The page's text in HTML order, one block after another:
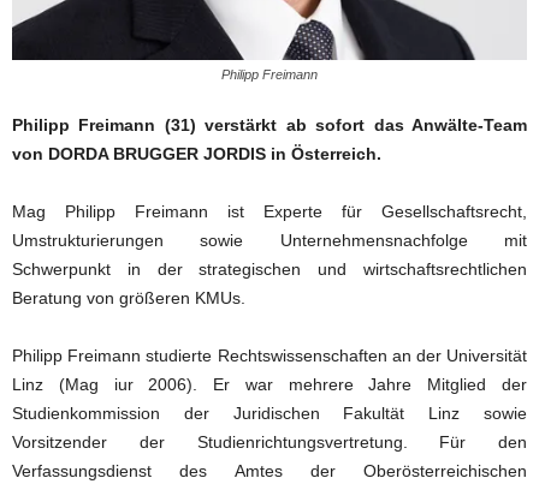
Philipp Freimann
Philipp Freimann (31) verstärkt ab sofort das Anwälte-Team
von DORDA BRUGGER JORDIS in Österreich.
Mag Philipp Freimann ist Experte für Gesellschaftsrecht,
Umstrukturierungen sowie Unternehmensnachfolge mit
Schwerpunkt in der strategischen und wirtschaftsrechtlichen
Beratung von größeren KMUs.
Philipp Freimann studierte Rechtswissenschaften an der Universität
Linz (Mag iur 2006). Er war mehrere Jahre Mitglied der
Studienkommission der Juridischen Fakultät Linz sowie
Vorsitzender der Studienrichtungsvertretung. Für den
Verfassungsdienst des Amtes der Oberösterreichischen